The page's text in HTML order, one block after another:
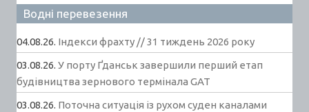
Водні перевезення
04.08.26. Індекси фрахту // 31 тиждень 2026 року
03.08.26. У порту Ґданськ завершили перший етап
будівництва зернового термінала GAT
03.08.26. Поточна ситуація із рухом суден каналами